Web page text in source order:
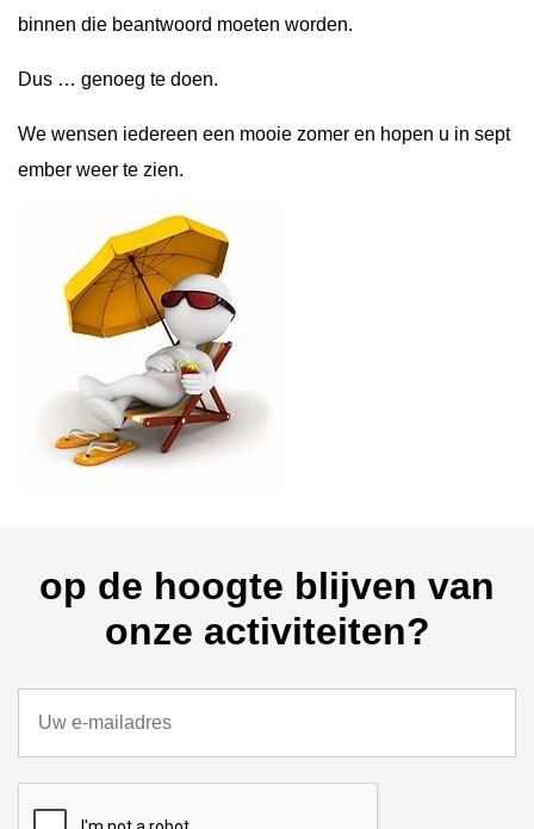
binnen die beantwoord moeten worden.
Dus … genoeg te doen.
We wensen iedereen een mooie zomer en hopen u in sept
ember weer te zien.
op de hoogte blijven van
onze activiteiten?